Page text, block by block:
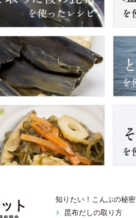
知りたい！こんぶの秘密
昆布だしの取り方